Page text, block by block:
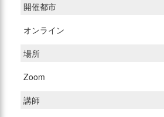
開催都市
オンライン
場所
Zoom
講師